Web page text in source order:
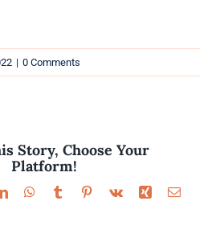
| 0 Comments
Story, Choose Your
Platform!
LinkedInWhatsApp
TumblrPinterest
Vk Xing Email